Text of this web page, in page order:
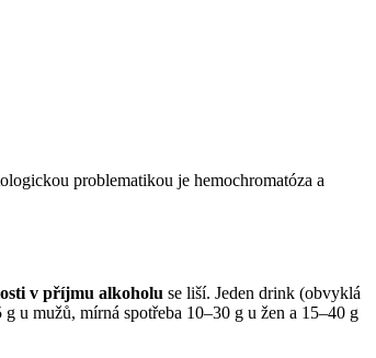
problematikou je hemochromatóza a
v příjmu alkoholu se liší. Jeden drink (obvyklá
u mužů, mírná spotřeba 10–30 g u žen a 15–40 g